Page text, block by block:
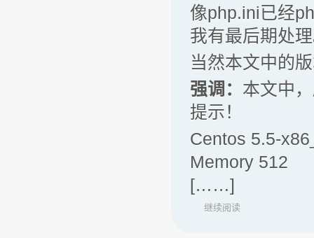
像php.ini已经
我有最后期处
当然本文中的
强调： 本文中
提示！
Centos 5.5-
Memory 512
[……]
继续阅读